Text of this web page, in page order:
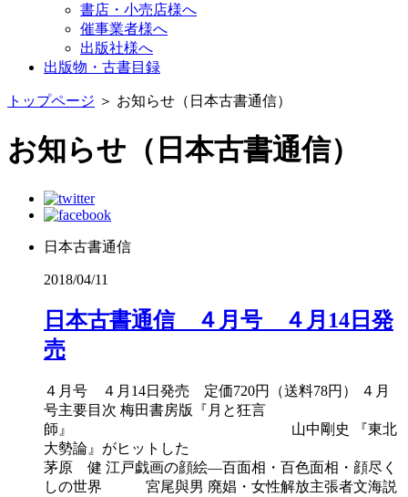
書店・小売店様へ
催事業者様へ
出版社様へ
出版物・古書目録
トップページ ＞ お知らせ（日本古書通信）
お知らせ（日本古書通信）
日本古書通信
2018/04/11
日本古書通信 ４月号 ４月14日発
売
４月号 ４月14日発売 定価720円（送料78円） ４月
号主要目次 梅田書房版『月と狂言
師』 山中剛史 『東北
大勢論』がヒットした
茅原 健 江戸戯画の顔絵―百面相・百色面相・顔尽く
しの世界 宮尾與男 廃娼・女性解放主張者文海説